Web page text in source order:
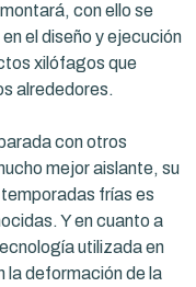
con ello se
el diseño y ejecución
xilófagos que
alrededores.
con otros
mejor aislante, su
frías es
Y en cuanto a
utilizada en
la deformación de la